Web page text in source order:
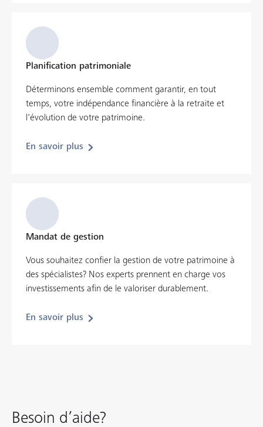
Planification patrimoniale
Déterminons ensemble comment garantir, en tout
temps, votre indépendance financière à la retraite et
l'évolution de votre patrimoine.
En savoir plus
Mandat de gestion
Vous souhaitez confier la gestion de votre patrimoine à
des spécialistes? Nos experts prennent en charge vos
investissements afin de le valoriser durablement.
En savoir plus
Besoin d’aide?